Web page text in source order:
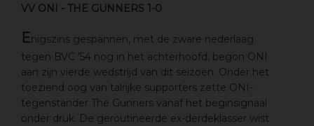
VV ONI - THE GUNNERS 1-0
Enigszins gespannen, met de zware nederlaag
tegen BVC ’54 nog in het achterhoofd, begon ONI
aan zijn vierde wedstrijd van dit seizoen. Onder het
toeziend oog van talrijke supporters zette ONI-
tegenstander The Gunners vanaf het beginsignaal
onder druk. De geroutineerde ex-derdeklasser wist